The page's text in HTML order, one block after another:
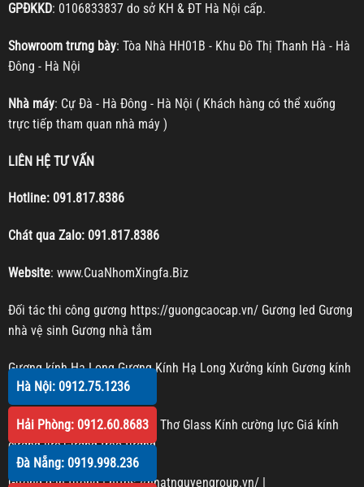
GPĐKKD: 0106833837 do sở KH & ĐT Hà Nội cấp.
Showroom trưng bày: Tòa Nhà HH01B - Khu Đô Thị Thanh Hà - Hà
Đông - Hà Nội
Nhà máy: Cự Đà - Hà Đông - Hà Nội ( Khách hàng có thể xuống
trực tiếp tham quan nhà máy )
LIÊN HỆ TƯ VẤN
Hotline: 091.817.8386
Chát qua Zalo: 091.817.8386
Website: www.CuaNhomXingfa.Biz
Đối tác thi công gương https://guongcaocap.vn/ Gương led Gương
nhà vệ sinh Gương nhà tắm
Gương kính Hạ LongGương Kính Hạ Long Xưởng kính Gương kính
Gương trang trí
Kính cường lực Cần ThơCần Thơ GlassKính cường lực Giá kính
cường lực Gương treo tường
Gương dán tường|https://nhatnguyengroup.vn/|
Hà Nội: 0912.75.1236
Hải Phòng: 0912.60.8683
Đà Nẵng: 0919.998.236